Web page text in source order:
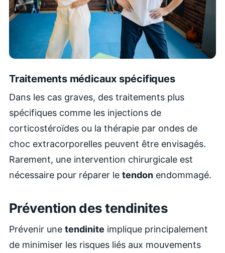
Traitements médicaux spécifiques
Dans les cas graves, des traitements plus
spécifiques comme les injections de
corticostéroïdes ou la thérapie par ondes de
choc extracorporelles peuvent être envisagés.
Rarement, une intervention chirurgicale est
nécessaire pour réparer le tendon endommagé.
Prévention des tendinites
Prévenir une tendinite implique principalement
de minimiser les risques liés aux mouvements